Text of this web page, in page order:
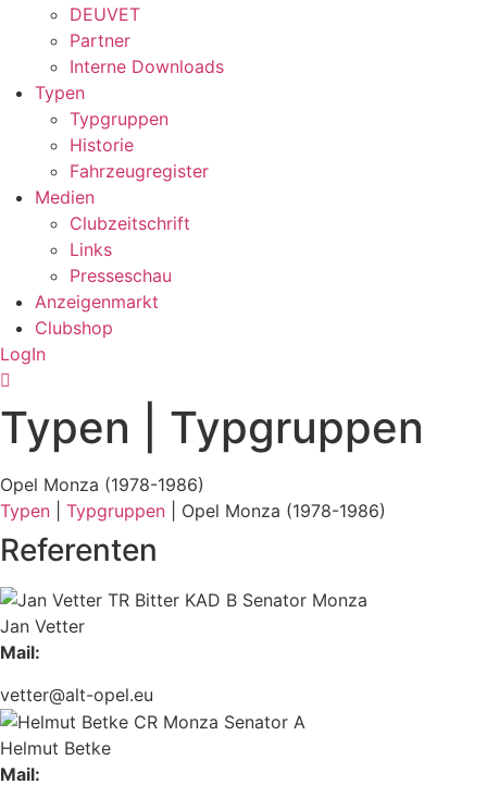
DEUVET
Partner
Interne Downloads
Typen
Typgruppen
Historie
Fahrzeugregister
Medien
Clubzeitschrift
Links
Presseschau
Anzeigenmarkt
Clubshop
LogIn
Typen | Typgruppen
Opel Monza (1978-1986)
Typen
Typgruppen | Opel Monza (1978-1986)
Referenten
Jan Vetter
Mail:
vetter@alt-opel.eu
Helmut Betke
Mail: